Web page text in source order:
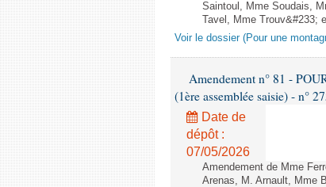
Saintoul, Mme Soudais,
Tavel, Mme Trouv&#233;
Voir le dossier (Pour une
Amendement n° 81 -
(1ère assemblée saisie) - n°
Date de
dépôt :
07/05/2026
Amendement de Mme
Arenas, M. Arnault, Mme